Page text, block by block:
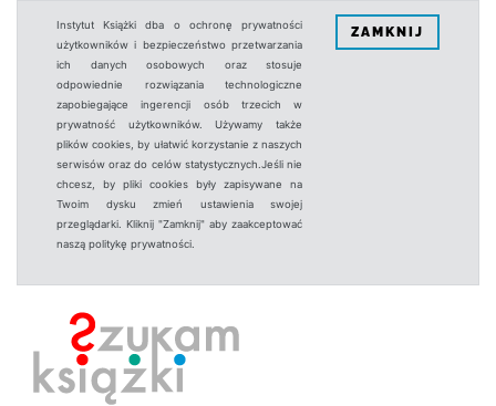
Instytut Książki dba o ochronę prywatności
użytkowników i bezpieczeństwo przetwarzania
ich danych osobowych oraz stosuje
odpowiednie rozwiązania technologiczne
zapobiegające ingerencji osób trzecich w
prywatność użytkowników. Używamy także
plików cookies, by ułatwić korzystanie z naszych
serwisów oraz do celów statystycznych.Jeśli nie
chcesz, by pliki cookies były zapisywane na
Twoim dysku zmień ustawienia swojej
przeglądarki. Kliknij "Zamknij" aby zaakceptować
naszą politykę prywatności.
ZAMKNIJ